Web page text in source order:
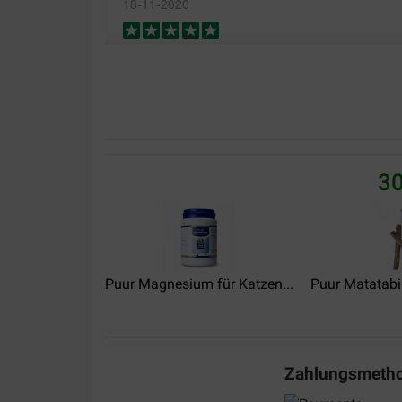
nous avons 3 chats, dont l'un est très sensible
de déménager et avons mis des prise pet
se sentent plus calme et détendu Je le conseil
urine ou griffe partout, cela peux les aider.
Puur Magnesium für Katzen... Puur